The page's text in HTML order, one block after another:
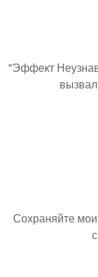
"Эффект
Сохраняйте